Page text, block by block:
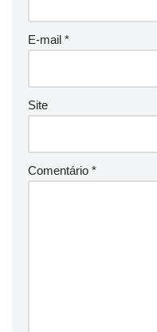
E-mail *
Site
Comentário *